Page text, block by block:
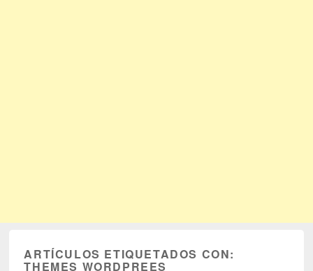
ARTÍCULOS ETIQUETADOS CON:
THEMES WORDPREES